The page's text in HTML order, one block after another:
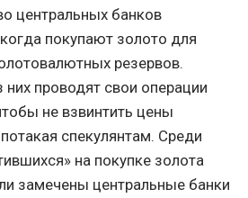
центральных банков
покупают золото для
резервов.
них проводят свои операции
не взвинтить цены
спекулянтам. Среди
на покупке золота
замечены центральные банки